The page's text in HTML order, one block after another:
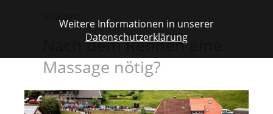
Nach dem Rennen eine
Massage nötig?
Weitere Informationen in unserer
Datenschutzerklärung